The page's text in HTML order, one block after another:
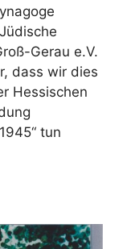
Gerau e.V.
dass wir dies
Hessischen
tun